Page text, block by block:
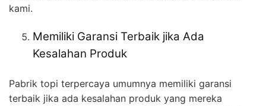
kami.
Memiliki Garansi Terbaik jika Ada
Kesalahan Produk
Pabrik topi terpercaya umumnya memiliki garansi
terbaik jika ada kesalahan produk yang mereka